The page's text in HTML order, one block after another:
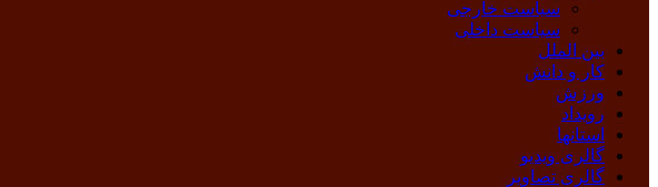
سیاست خارجی
سیاست داخلی
بین الملل
کار و دانش
ورزش
رویداد
استانها
گالری ویدیو
گالری تصاویر